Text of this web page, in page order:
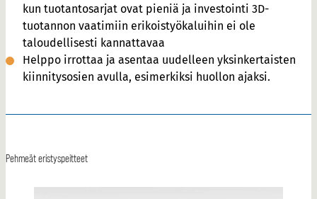
kun tuotantosarjat ovat pieniä ja investointi 3D-
tuotannon vaatimiin erikoistyökaluihin ei ole
taloudellisesti kannattavaa
Helppo irrottaa ja asentaa uudelleen yksinkertaisten
kiinnitysosien avulla, esimerkiksi huollon ajaksi.
Pehmeät eristyspeitteet